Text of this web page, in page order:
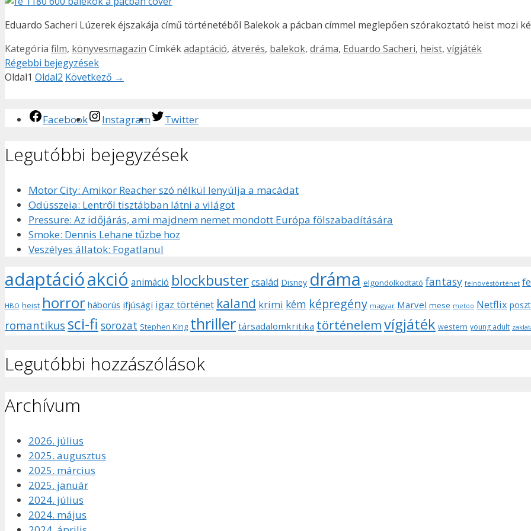
Eduardo Sacheri Lúzerek éjszakája című történetéből Balekok a pácban címmel meglepően szórakoztató heist mozi
Kategória film, könyvesmagazin Címkékadaptáció, átverés, balekok, dráma, Eduardo Sacheri, heist, vígjáték
Régebbi bejegyzések
Oldal1 Oldal2 Következő →
Facebook Instagram Twitter
Legutóbbi bejegyzések
Motor City: Amikor Reacher szó nélkül lenyúlja a macádat
Odüsszeia: Lentről tisztábban látni a világot
Pressure: Az időjárás, ami majdnem nemet mondott Európa fölszabadítására
Smoke: Dennis Lehane tűzbe hoz
Veszélyes állatok: Fogatlanul
adaptációakció animáció blockbustercsalád Disney dráma elgondolkodtató fantasy felnövéstörténet
HBO heist horror háborús ifjúsági igaz történet kaland krimi kém képregény magyar Marvel mese metoo Netflix
romantikus sci-fi sorozat Stephen King thriller társadalomkritika történelemvígjáték western young adult
Legutóbbi hozzászólások
Archívum
2026. július
2025. augusztus
2025. március
2025. január
2024. július
2024. május